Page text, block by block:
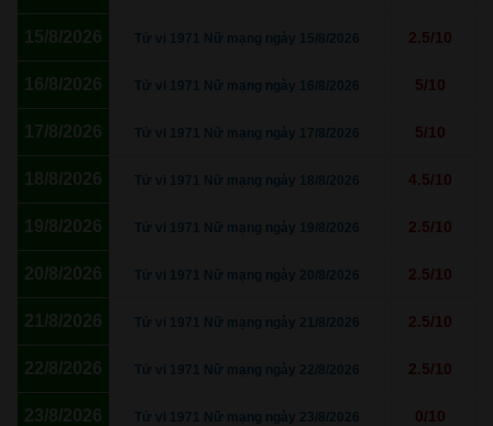
15/8/2026 Tử vi 1971 Nữ mạng ngày 15/8/2026 2.5/10
16/8/2026 Tử vi 1971 Nữ mạng ngày 16/8/2026 5/10
17/8/2026 Tử vi 1971 Nữ mạng ngày 17/8/2026 5/10
18/8/2026 Tử vi 1971 Nữ mạng ngày 18/8/2026 4.5/10
19/8/2026 Tử vi 1971 Nữ mạng ngày 19/8/2026 2.5/10
20/8/2026 Tử vi 1971 Nữ mạng ngày 20/8/2026 2.5/10
21/8/2026 Tử vi 1971 Nữ mạng ngày 21/8/2026 2.5/10
22/8/2026 Tử vi 1971 Nữ mạng ngày 22/8/2026 2.5/10
23/8/2026 Tử vi 1971 Nữ mạng ngày 23/8/2026 0/10